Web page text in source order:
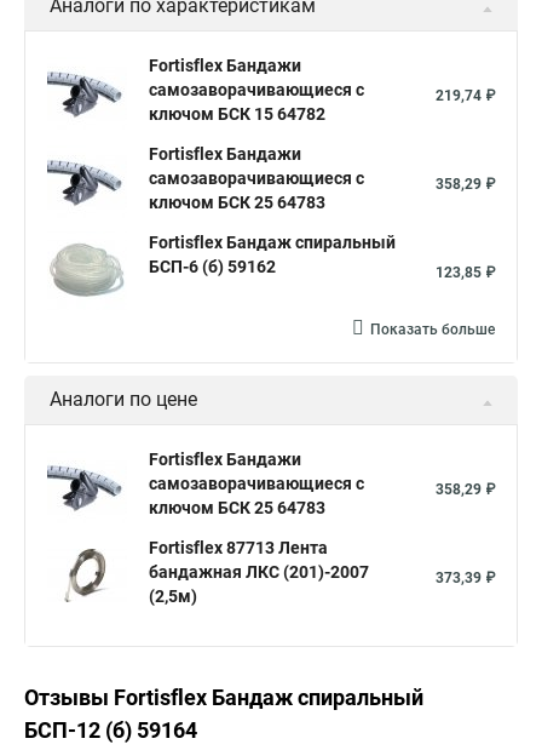
Аналоги по характеристикам
Fortisflex Бандажи
самозаворачивающиеся с
ключом БСК 15 64782
219,74 ₽
Fortisflex Бандажи
самозаворачивающиеся с
ключом БСК 25 64783
358,29 ₽
Fortisflex Бандаж спиральный
БСП-6 (б) 59162
123,85 ₽
Показать больше
Аналоги по цене
Fortisflex Бандажи
самозаворачивающиеся с
ключом БСК 25 64783
358,29 ₽
Fortisflex 87713 Лента
бандажная ЛКС (201)-2007
(2,5м)
373,39 ₽
Отзывы Fortisflex Бандаж спиральный
БСП-12 (б) 59164